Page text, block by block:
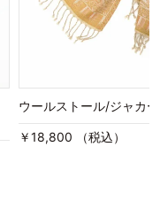
ウールストール/ジャカ
￥18,800 （税込）